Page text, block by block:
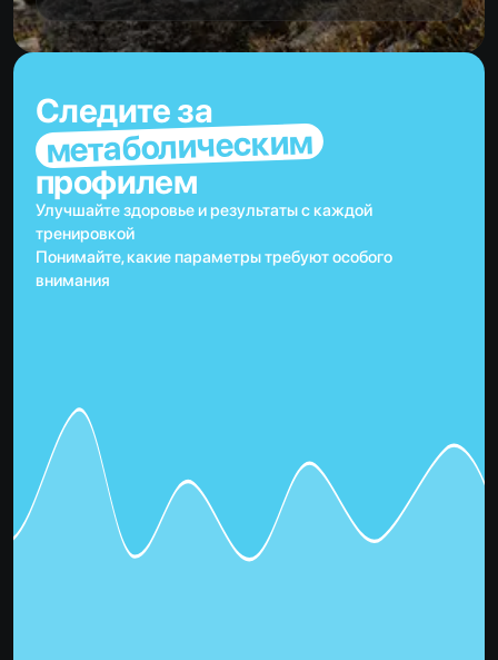
Следите за
метаболическим
профилем
Улучшайте здоровье и результаты с каждой
тренировкой
Понимайте, какие параметры требуют особого
внимания